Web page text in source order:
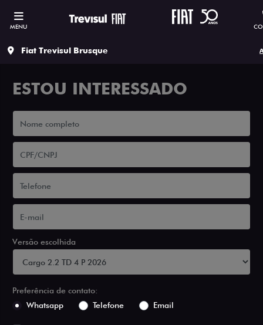
MENU
Fiat Trevisul Brusque
ESTOU INTERESSADO
Versão escolhida
Preferência de contato:
Whatsapp
Telefone Email